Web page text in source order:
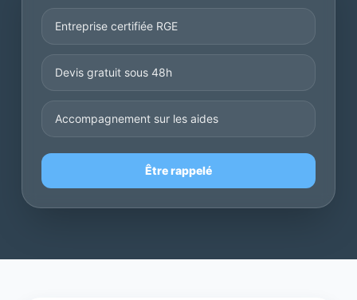
Entreprise certifiée RGE
Devis gratuit sous 48h
Accompagnement sur les aides
Être rappelé